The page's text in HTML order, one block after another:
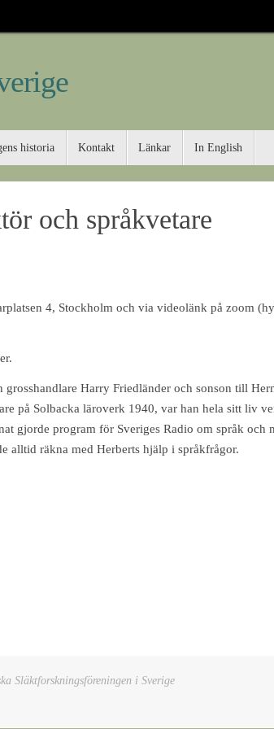
historia Kontakt Länkar In English
och språkvetare
4, Stockholm och via videolänk på zoom
Harry Friedländer och sonson till
på Solbacka läroverk 1940, var han hela sitt liv
gjorde program för Sveriges Radio om språk och
alltid räkna med Herberts hjälp i språkfrågor.
Släktforskningsföreningen i Sverige